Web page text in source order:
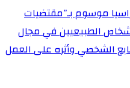
موسوم بـ”مقتضيات
الطبيعيين في مجال
الشخصي وأثره على العمل